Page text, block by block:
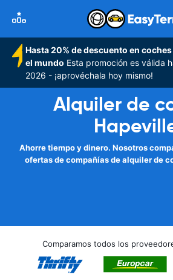
Hasta 20% de descuento en
el mundo Esta promoción es válida
2026 - ¡aprovéchala hoy mismo!
Alquiler de
Ahorre tiempo y dinero. Nosotros
ofertas de compañías de alquiler de
Comparamos todos los